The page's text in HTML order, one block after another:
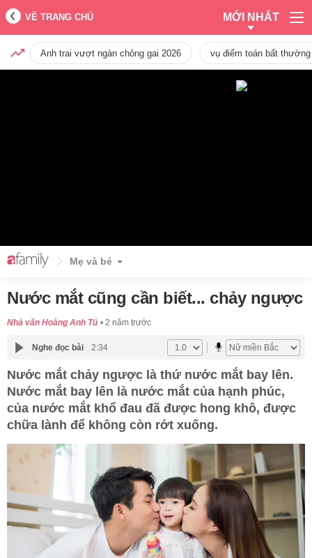
VỀ TRANG CHỦ MỚI NHẤT
Anh trai vượt ngàn chông gai 2026 vụ điểm toán bất
Mẹ và bé
Nước mắt cũng cần biết... chảy ngược
Nhà văn Hoàng Anh Tú 2 năm trước
Nghe đọc bài 2:34
Nước mắt chảy ngược là thứ nước mắt bay lên.
Nước mắt bay lên là nước mắt của hạnh phúc,
của nước mắt khổ đau đã được hong khô, được
chữa lành để không còn rớt xuống.